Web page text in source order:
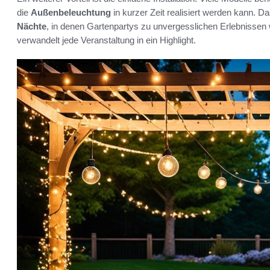
die Außenbeleuchtung in kurzer Zeit realisiert werden kann.
Nächte, in denen Gartenpartys zu unvergesslichen
verwandelt jede Veranstaltung in ein Highlight.